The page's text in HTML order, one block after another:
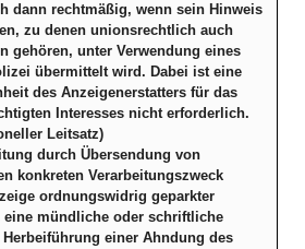
dann rechtmäßig, wenn sein Hinweis
zu denen unionsrechtlich auch
gehören, unter Verwendung eines
übermittelt wird. Dabei ist eine
des Anzeigenerstatters für das
Interesses nicht erforderlich.
Leitsatz)
durch Übersendung von
konkreten Verarbeitungszweck
ordnungswidrig geparkter
eine mündliche oder schriftliche
einer Ahndung des